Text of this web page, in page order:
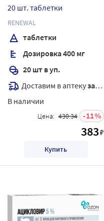
20 шт. таблетки
RENEWAL
таблетки
Дозировка 400 мг
20 шт в уп.
Доставим в аптекузавтра
В наличии
Цена: 430.34 11
383₽
Купить